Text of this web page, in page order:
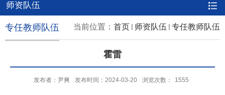
师资队伍
当前位置： 首页 师资队伍 专任教师队伍
专任教师队伍
霍雷
发布者：尹爽 发布时间：2024-03-20 浏览次数： 1555